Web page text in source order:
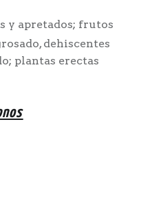
y apretados; frutos
dehiscentes
plantas erectas